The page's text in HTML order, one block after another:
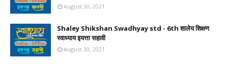
August 30, 2021
Shaley Shikshan Swadhyay std - 6th शालेय शिक्षण
स्वाध्याय इयत्ता सहावी
August 30, 2021